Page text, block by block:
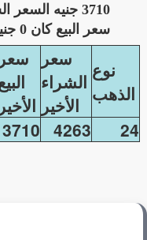
3710 جنيه
سعر البيع كان 0 جنيه مما شهد ثباتا في السعر.
نوع
الذهب
سعر
الشراء
الأخير
سعر
الأخير
24
4263
3710